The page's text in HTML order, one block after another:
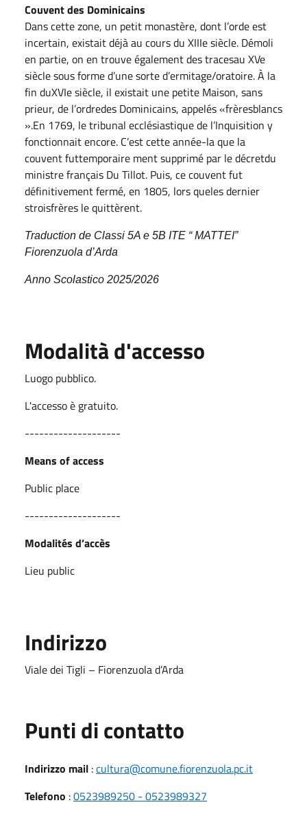
Couvent des Dominicains
Dans cette zone, un petit monastère, dont l’orde est
incertain, existait déjà au cours du XIIIe siècle. Démoli
en partie, on en trouve également des tracesau XVe
siècle sous forme d’une sorte d’ermitage/oratoire. À la
fin duXVIe siècle, il existait une petite Maison, sans
prieur, de l’ordredes Dominicains, appelés «frèresblancs
».En 1769, le tribunal ecclésiastique de l’Inquisition y
fonctionnait encore. C’est cette année-la que la
couvent futtemporaire ment supprimé par le décretdu
ministre français Du Tillot. Puis, ce couvent fut
définitivement fermé, en 1805, lors queles dernier
stroisfrères le quittèrent.
Traduction de Classi 5A e 5B ITE “ MATTEI”
Fiorenzuola d’Arda
Anno Scolastico 2025/2026
Modalità d'accesso
Luogo pubblico.
L'accesso è gratuito.
--------------------
Means of access
Public place
--------------------
Modalités d’accès
Lieu public
Indirizzo
Viale dei Tigli – Fiorenzuola d’Arda
Punti di contatto
Indirizzo mail :cultura@comune.fiorenzuola.pc.it
Telefono :0523989250 - 0523989327